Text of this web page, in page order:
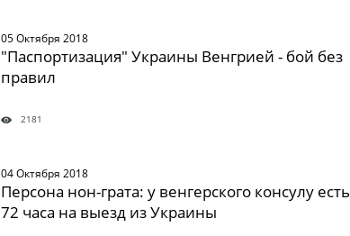
05 Октября 2018
"Паспортизация" Украины Венгрией - бой без
правил
2181
04 Октября 2018
Персона нон-грата: у венгерского консулу есть
72 часа на выезд из Украины